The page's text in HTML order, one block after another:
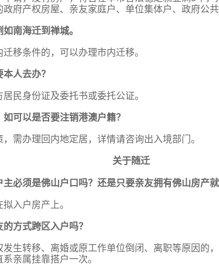
府产权房屋、亲友家庭户、单位集体户、政府公共
南海迁到禅城。
移条件的，可以办理市内迁移。
人去办？
民身份证及委托书或委托公证。
可以是否要注销港澳户籍？
需办理回内地定居，详情请咨询出入境部门。
关于随迁
必须是佛山户口吗？还是只要亲友拥有佛山房产就
入户房产上。
方式跨区入户吗？
生转移、离婚或原工作单位倒闭、离职等原因的
亲属挂靠搭户一次。